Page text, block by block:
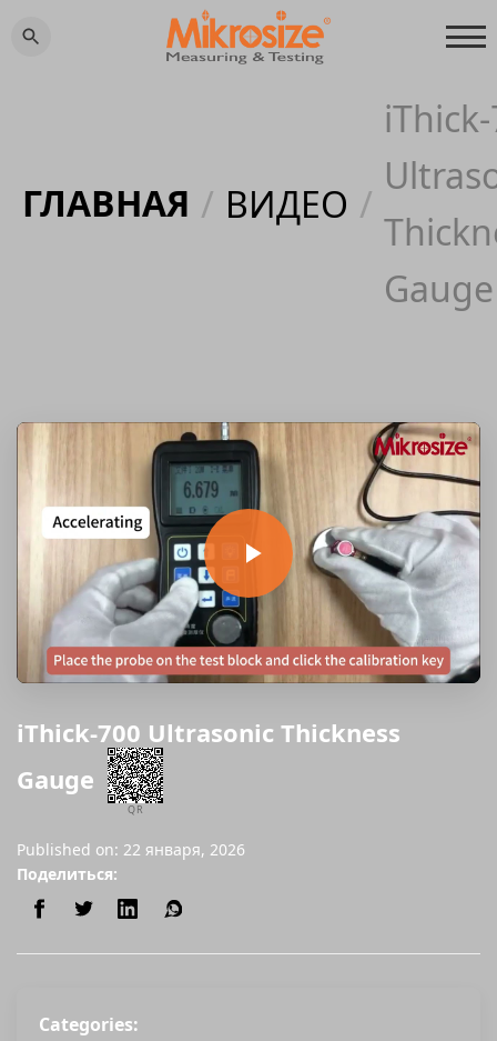
ГЛАВНАЯ / ВИДЕО /
Gauge
iThick-700 Ultrasonic Thickness
Gauge
QR
Published on: 22 января, 2026
Поделиться:
Categories: